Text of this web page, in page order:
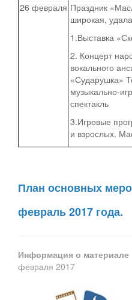
26 февраля Праздник
широкая,
1.Выставка
2. Концерт
вокального
«Сударушка»
музыкально-
спектакль
3.Игровые
и взрослых.
План основных
февраль 2017 года.
Информация о материале
февраля 2017